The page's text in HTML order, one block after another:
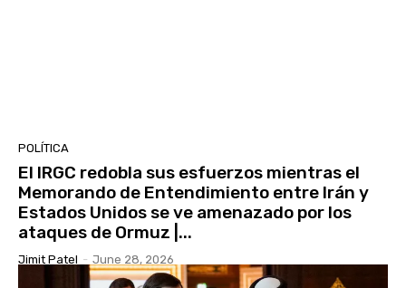
POLÍTICA
El IRGC redobla sus esfuerzos mientras el
Memorando de Entendimiento entre Irán y
Estados Unidos se ve amenazado por los
ataques de Ormuz |...
Jimit Patel - June 28, 2026